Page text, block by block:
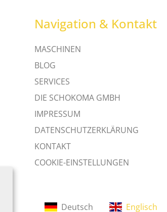
Navigation & Kontakt
MASCHINEN
BLOG
SERVICES
DIE SCHOKOMA GMBH
IMPRESSUM
DATENSCHUTZERKLÄRUNG
KONTAKT
COOKIE-EINSTELLUNGEN
Deutsch Englisch